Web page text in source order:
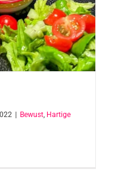
Bewust, Hartige